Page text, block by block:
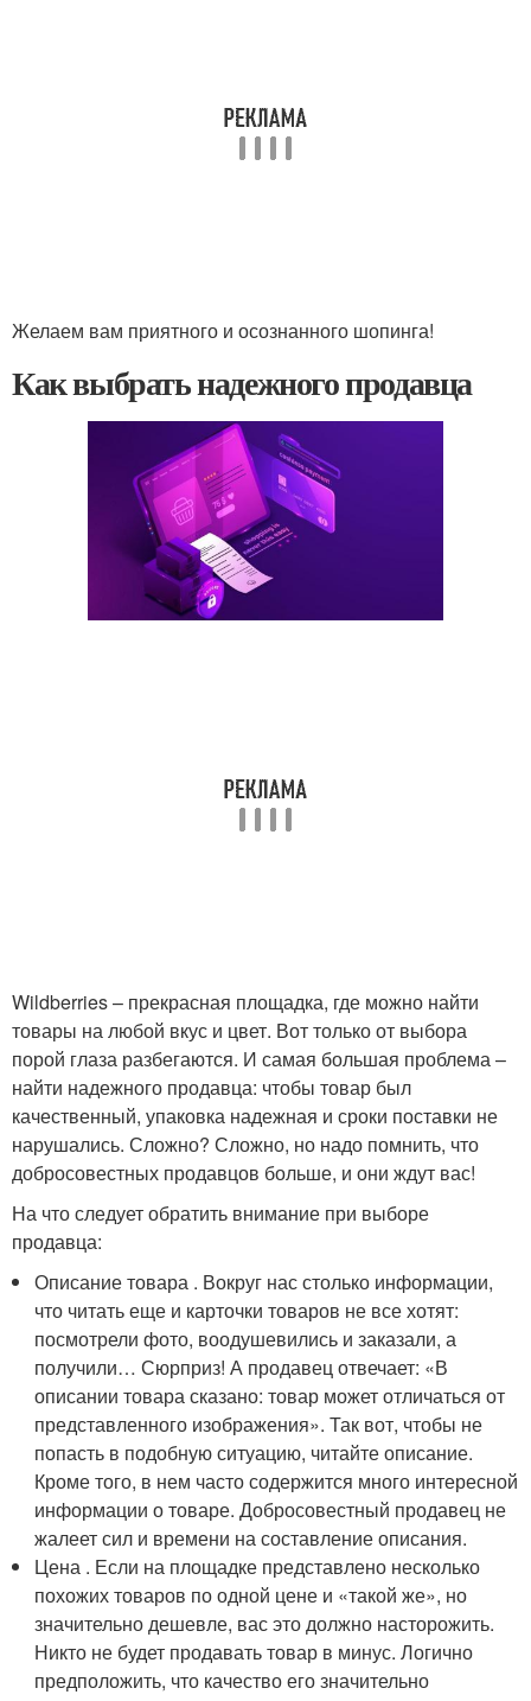
Желаем вам приятного и осознанного шопинга!
Как выбрать надежного продавца
Wildberries – прекрасная площадка, где можно найти
товары на любой вкус и цвет. Вот только от выбора
порой глаза разбегаются. И самая большая проблема –
найти надежного продавца: чтобы товар был
качественный, упаковка надежная и сроки поставки не
нарушались. Сложно? Сложно, но надо помнить, что
добросовестных продавцов больше, и они ждут вас!
На что следует обратить внимание при выборе
продавца:
Описание товара . Вокруг нас столько информации,
что читать еще и карточки товаров не все хотят:
посмотрели фото, воодушевились и заказали, а
получили… Сюрприз! А продавец отвечает: «В
описании товара сказано: товар может отличаться от
представленного изображения». Так вот, чтобы не
попасть в подобную ситуацию, читайте описание.
Кроме того, в нем часто содержится много интересной
информации о товаре. Добросовестный продавец не
жалеет сил и времени на составление описания.
Цена . Если на площадке представлено несколько
похожих товаров по одной цене и «такой же», но
значительно дешевле, вас это должно насторожить.
Никто не будет продавать товар в минус. Логично
предположить, что качество его значительно